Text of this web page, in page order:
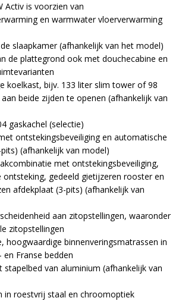
Activ is voorzien van
en warmwater vloerverwarming
slaapkamer (afhankelijk van het model)
de plattegrond ook met douchecabine en
koelkast, bijv. 133 liter slim tower of 98
beide zijden te openen (afhankelijk van
gaskachel (selectie)
ontstekingsbeveiliging en automatische
(afhankelijk van model)
met ontstekingsbeveiliging,
gedeeld gietijzeren rooster en
afdekplaat (3-pits) (afhankelijk van
aan zitopstellingen, waaronder
zitopstellingen
hoogwaardige binnenveringsmatrassen in
Franse bedden
stapelbed van aluminium (afhankelijk van
in roestvrij staal en chroomoptiek